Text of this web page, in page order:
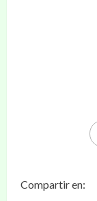
Compartir en: